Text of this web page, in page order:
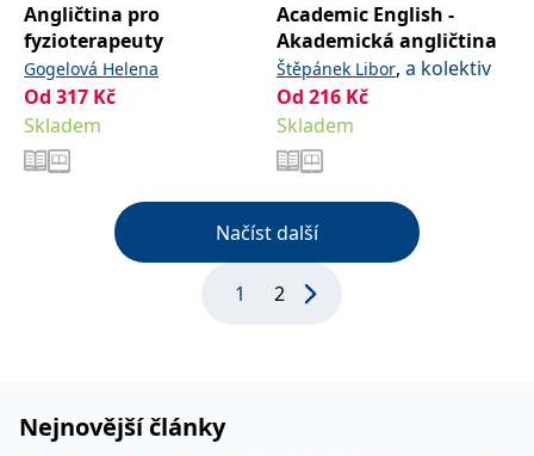
Angličtina pro
fyzioterapeuty
Gogelová Helena
Od 317 Kč
Skladem
Academic English -
Akademická angličtina
Štěpánek Libor, a kolektiv
Od 216 Kč
Skladem
Načíst další
1 2
Nejnovější články